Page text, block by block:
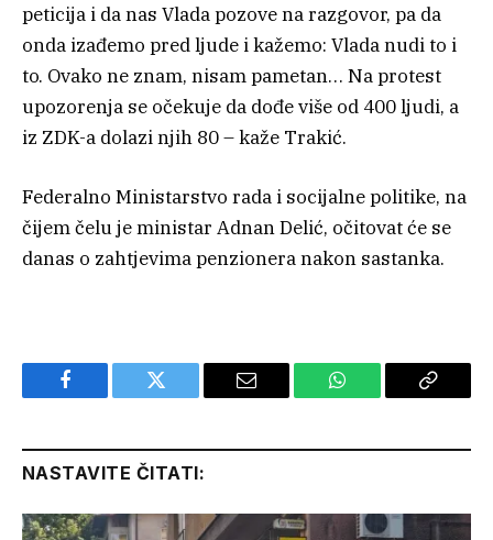
peticija i da nas Vlada pozove na razgovor, pa da
onda izađemo pred ljude i kažemo: Vlada nudi to i
to. Ovako ne znam, nisam pametan… Na protest
upozorenja se očekuje da dođe više od 400 ljudi, a
iz ZDK-a dolazi njih 80 – kaže Trakić.
Federalno Ministarstvo rada i socijalne politike, na
čijem čelu je ministar Adnan Delić, očitovat će se
danas o zahtjevima penzionera nakon sastanka.
Facebook Twitter Email WhatsApp Copy
NASTAVITE ČITATI: